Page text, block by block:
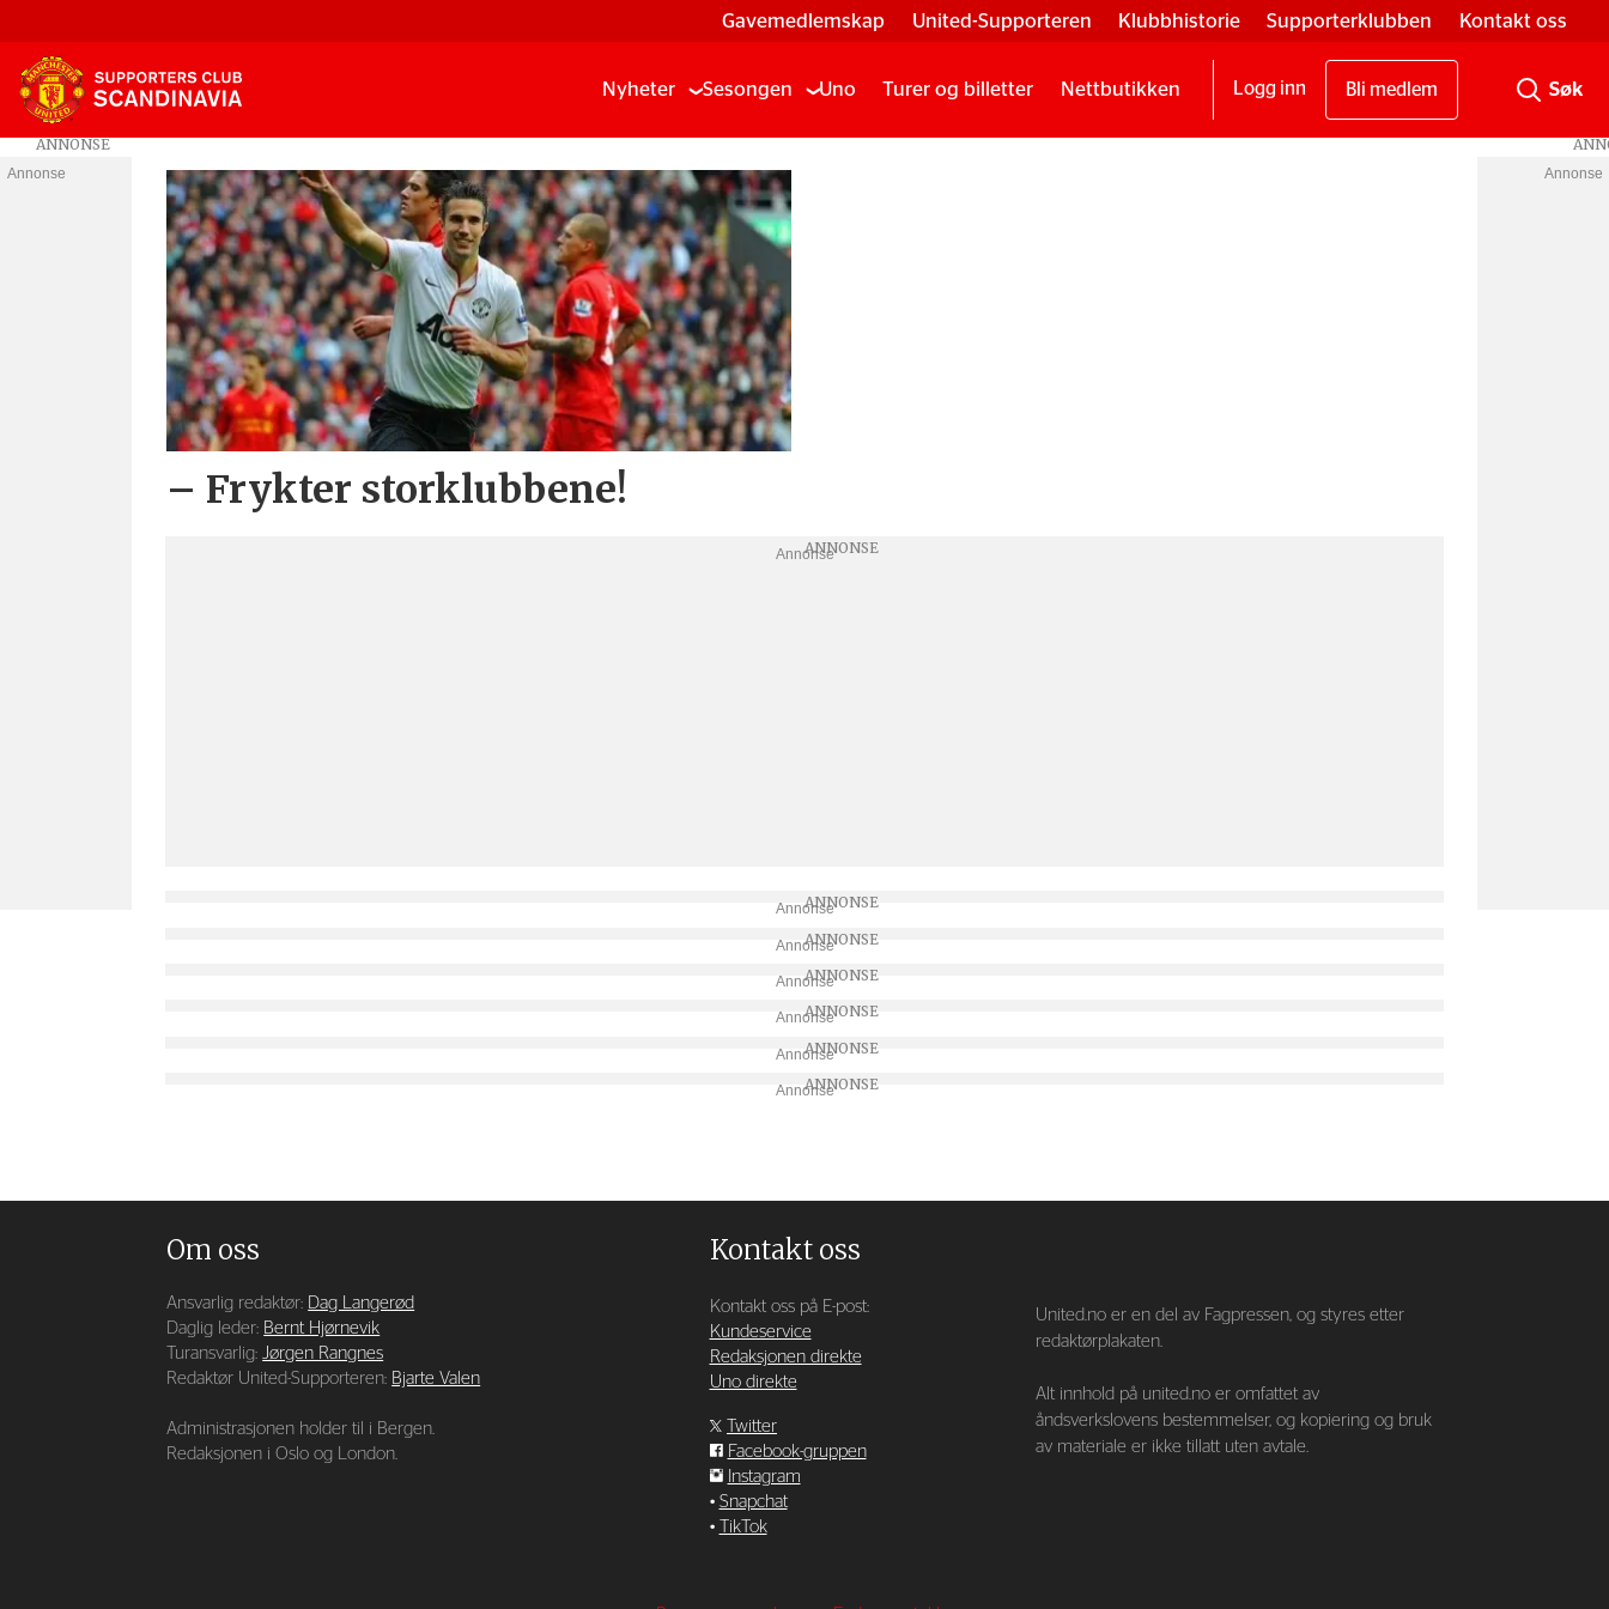
Gavemedlemskap United-Supporteren Klubbhistorie Supporterklubben Kontakt oss
Nyheter Sesongen Uno Turer og billetter Nettbutikken Logg inn Bli medlem
Tag:
alexander
– Frykter storklubbene!
Annonse
Annonse
Annonse
Annonse
Annonse
Annonse
Annonse
Annonse Annonse
Om oss
Ansvarlig redaktør: Dag Langerød
Daglig leder: Bernt Hjørnevik
Turansvarlig:Jørgen Rangnes
Redaktør United-Supporteren: Bjarte Valen
Administrasjonen holder til i Bergen.
Redaksjonen i Oslo og London.
Kontakt oss
Kontakt oss på E-post:
Kundeservice
Redaksjonen direkte
Uno direkte
Twitter
Facebook-gruppen
Instagram
• Snapchat
•
TikTok
United.no er en del av Fagpressen, og styres etter
redaktørplakaten.
Alt innhold på united.no er omfattet av
åndsverkslovens bestemmelser, og kopiering og bruk
av materiale er ikke tillatt uten avtale.